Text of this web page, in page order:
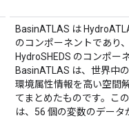
BasinATLAS は
のコンポーネントであり
HydroSHEDS のコンポー
BasinATLAS は、世界中
環境属性情報を高い空間
てまとめたものです。こ
は、56 個の変数のデータ